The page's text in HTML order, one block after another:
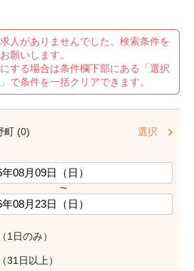
人がありませんでした。検索条件を
願いします。
する場合は条件欄下部にある「選択
で条件を一括クリアできます。
町 (0) 選択
〜
1日のみ）
31日以上）